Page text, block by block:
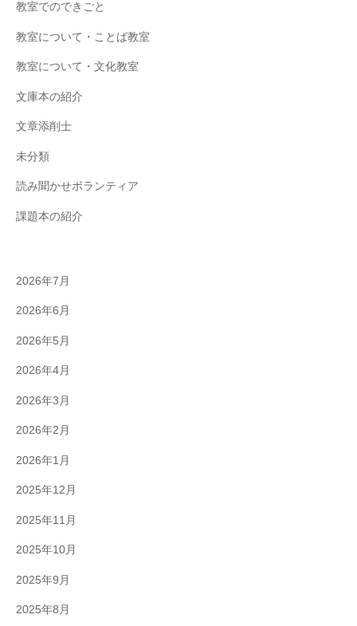
教室でのできごと
教室について・ことば教室
教室について・文化教室
文庫本の紹介
文章添削士
未分類
読み聞かせボランティア
課題本の紹介
2026年7月
2026年6月
2026年5月
2026年4月
2026年3月
2026年2月
2026年1月
2025年12月
2025年11月
2025年10月
2025年9月
2025年8月